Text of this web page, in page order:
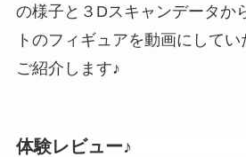
の様子と３Dスキャンデータか
トのフィギュアを動画にして
ご紹介します♪
体験レビュー♪